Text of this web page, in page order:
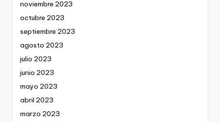
noviembre 2023
octubre 2023
septiembre 2023
agosto 2023
julio 2023
junio 2023
mayo 2023
abril 2023
marzo 2023